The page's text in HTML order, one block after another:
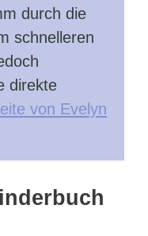
durch die
schnelleren
direkte
von Evelyn